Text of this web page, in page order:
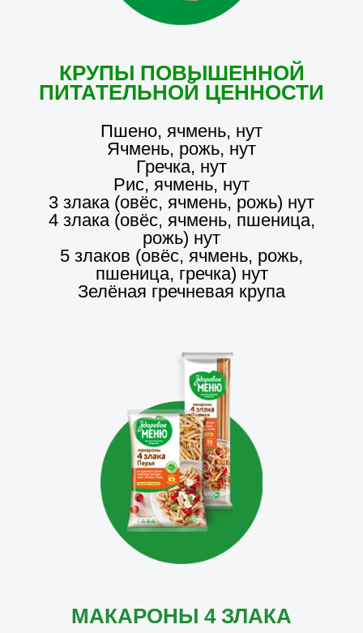
КРУПЫ ПОВЫШЕННОЙ
ПИТАТЕЛЬНОЙ ЦЕННОСТИ
Пшено, ячмень, нут
Ячмень, рожь, нут
Гречка, нут
Рис, ячмень, нут
3 злака (овёс, ячмень, рожь) нут
4 злака (овёс, ячмень, пшеница,
рожь) нут
5 злаков (овёс, ячмень, рожь,
пшеница, гречка) нут
Зелёная гречневая крупа
МАКАРОНЫ 4 ЗЛАКА